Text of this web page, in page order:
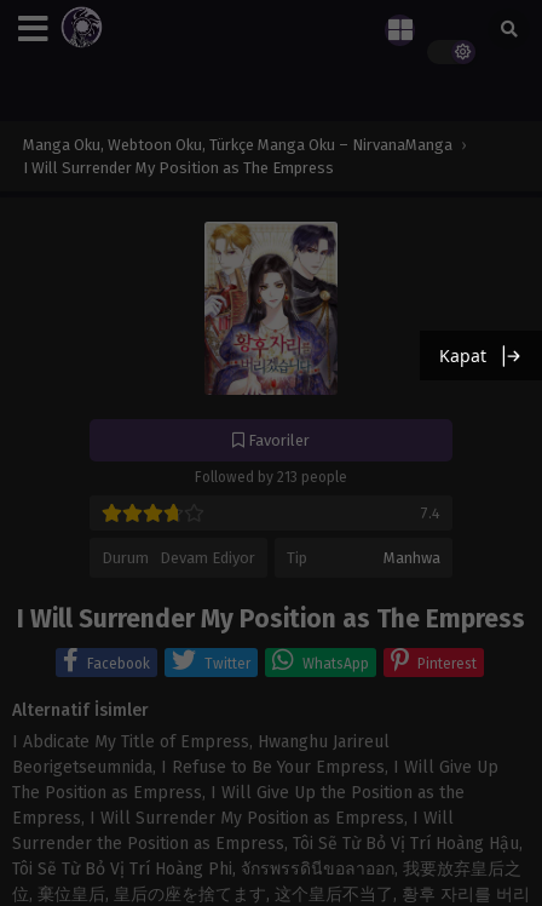
Manga Oku, Webtoon Oku, Türkçe Manga Oku – NirvanaManga ›
I Will Surrender My Position as The Empress
Favoriler
Followed by 213 people
7.4
Durum Devam Ediyor Tip Manhwa
I Will Surrender My Position as The Empress
Facebook Twitter WhatsApp Pinterest
Alternatif İsimler
I Abdicate My Title of Empress, Hwanghu Jarireul
Beorigetseumnida, I Refuse to Be Your Empress, I Will Give Up
The Position as Empress, I Will Give Up the Position as the
Empress, I Will Surrender My Position as Empress, I Will
Surrender the Position as Empress, Tôi Sẽ Từ Bỏ Vị Trí Hoàng Hậu,
Tôi Sẽ Từ Bỏ Vị Trí Hoàng Phi, จักรพรรดินีขอลาออก, 我要放弃皇后之
位, 棄位皇后, 皇后の座を捨てます, 这个皇后不当了, 황후 자리를 버리
Kapat